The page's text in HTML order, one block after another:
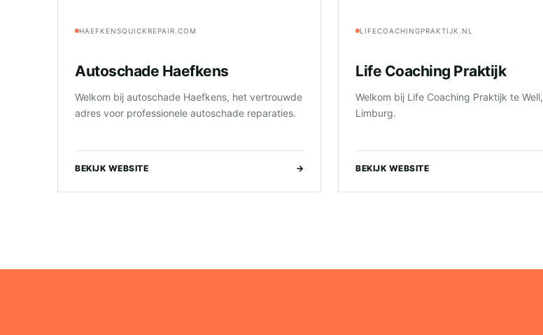
HAEFKENSQUICKREPAIR.COM
Autoschade Haefkens
Welkom bij autoschade Haefkens, het vertrouwde
adres voor professionele autoschade reparaties.
BEKIJK WEBSITE →
LIFECOACHINGPRAKTIJK.NL
Life Coaching Praktijk
Welkom bij Life Coaching Praktijk te Well,
Limburg.
BEKIJK WEBSITE